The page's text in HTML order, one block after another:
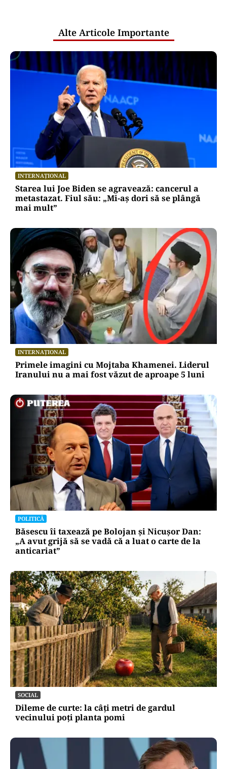
Alte Articole Importante
INTERNAȚIONAL
Starea lui Joe Biden se agravează: cancerul a
metastazat. Fiul său: „Mi-aș dori să se plângă
mai mult”
INTERNAȚIONAL
Primele imagini cu Mojtaba Khamenei. Liderul
Iranului nu a mai fost văzut de aproape 5 luni
POLITICĂ
Băsescu îi taxează pe Bolojan și Nicușor Dan:
„A avut grijă să se vadă că a luat o carte de la
anticariat”
SOCIAL
Dileme de curte: la câți metri de gardul
vecinului poți planta pomi